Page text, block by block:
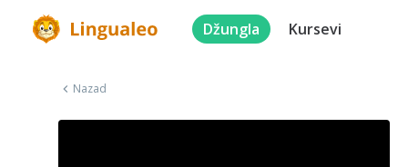
Džungla Kursevi
Nazad